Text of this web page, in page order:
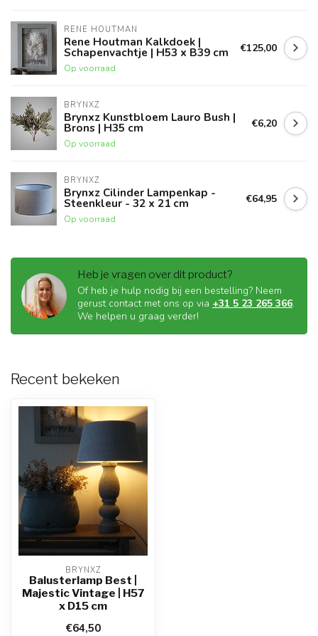
RENE HOUTMAN
Rene Houtman Kalkdoek |
Schapenvachtje | H53 x B39 cm
Op voorraad
€125,00
BRYNXZ
Brynxz Kunstbloem Lauro Bush |
Brons | H35 cm
Op voorraad
€6,20
BRYNXZ
Brynxz Cilinder Lampenkap -
Steenkleur - 32 x 21 cm
Op voorraad
€64,95
Heb je vragen over dit product?
Of heb je hulp nodig bij een bestelling? Neem
gerust contact met ons op via +31 5 23 265 366.
We helpen u graag verder!
Recent bekeken
BRYNXZ
Balusterlamp Best |
Majestic Vintage | H57
x D15 cm
€64,50